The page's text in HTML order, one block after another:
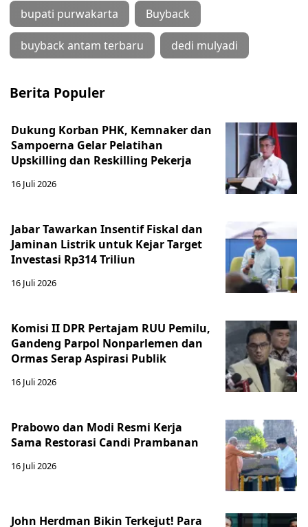
bupati purwakarta Buyback
buyback antam terbaru dedi mulyadi
Berita Populer
Dukung Korban PHK, Kemnaker dan
Sampoerna Gelar Pelatihan
Upskilling dan Reskilling Pekerja
16 Juli 2026
Jabar Tawarkan Insentif Fiskal dan
Jaminan Listrik untuk Kejar Target
Investasi Rp314 Triliun
16 Juli 2026
Komisi II DPR Pertajam RUU Pemilu,
Gandeng Parpol Nonparlemen dan
Ormas Serap Aspirasi Publik
16 Juli 2026
Prabowo dan Modi Resmi Kerja
Sama Restorasi Candi Prambanan
16 Juli 2026
John Herdman Bikin Terkejut! Para